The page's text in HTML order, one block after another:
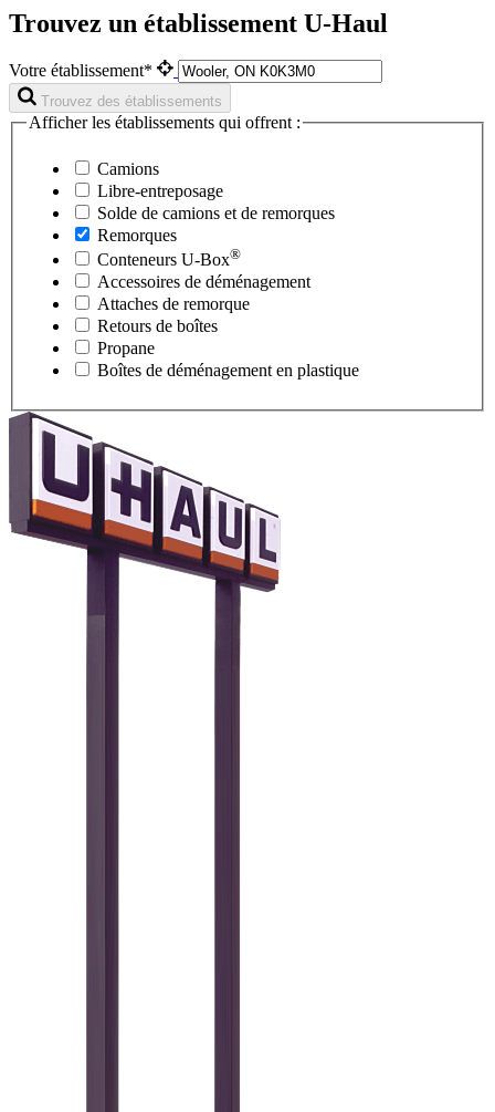
Trouvez un établissement U-Haul
Votre établissement*
Trouvez des établissements
Afficher les établissements qui offrent :
Camions
Libre-entreposage
Solde de camions et de remorques
Remorques
Conteneurs U-Box®
Accessoires de déménagement
Attaches de remorque
Retours de boîtes
Propane
Boîtes de déménagement en plastique